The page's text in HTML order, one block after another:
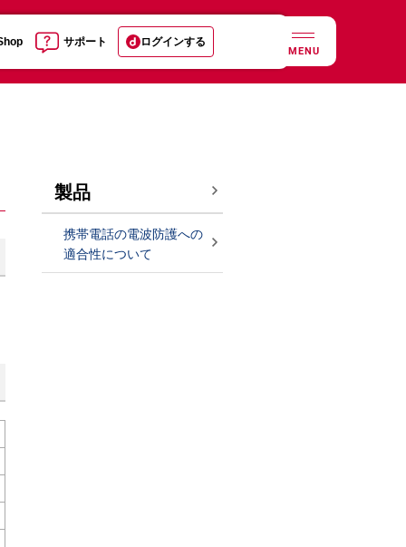
サポート ログインする
MENU
製品
携帯電話の電波防護への
適合性について